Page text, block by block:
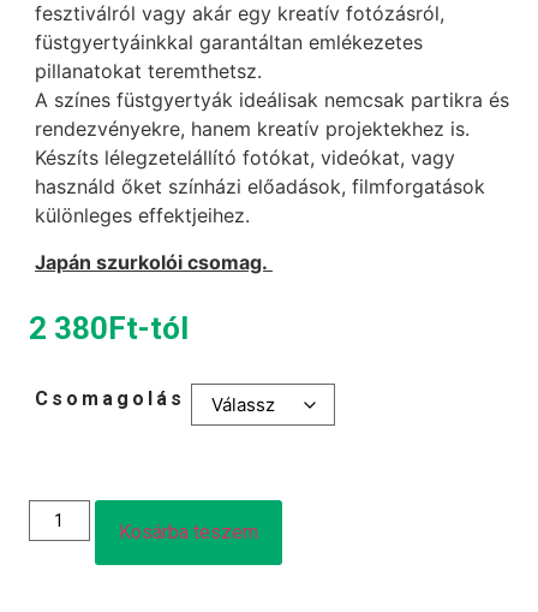
fesztiválról vagy akár egy kreatív fotózásról,
füstgyertyáinkkal garantáltan emlékezetes
pillanatokat teremthetsz.
A színes füstgyertyák ideálisak nemcsak partikra és
rendezvényekre, hanem kreatív projektekhez is.
Készíts lélegzetelállító fotókat, videókat, vagy
használd őket színházi előadások, filmforgatások
különleges effektjeihez.
Japán szurkolói csomag.
2 380Ft-tól
Csomagolás
Kosárba teszem